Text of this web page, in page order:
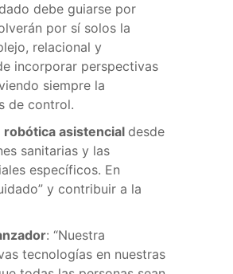
debe guiarse por
por sí solos la
relacional y
incorporar perspectivas
siempre la
de control.
robótica asistencial desde
sanitarias y las
específicos. En
y contribuir a la
: “Nuestra
tecnologías en nuestras